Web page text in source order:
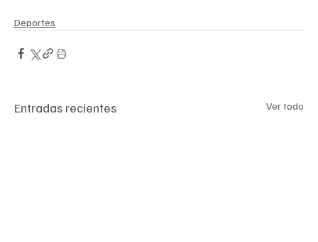
Deportes
Entradas recientes Ver todo